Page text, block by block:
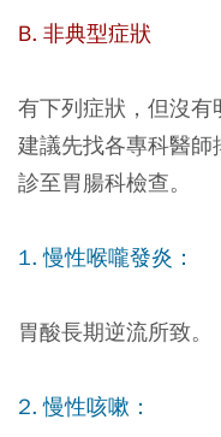
B. 非典型症狀
有下列症狀，但沒有
建議先找各專科醫
診至胃腸科檢查。
1. 慢性喉嚨發炎：
胃酸長期逆流所致。
2. 慢性咳嗽：